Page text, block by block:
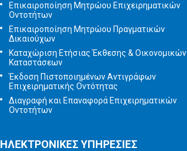
Επικαιροποίηση Μητρώου Επιχειρηματικών
Οντοτήτων
Επικαιροποίηση Μητρώου Πραγματικών
Δικαιούχων
Καταχώριση Ετήσιας Έκθεσης & Οικονομικών
Καταστάσεων
Έκδοση Πιστοποιημένων Αντιγράφων
Επιχειρηματικής Οντότητας
Διαγραφή και Επαναφορά Επιχειρηματικών
Οντοτήτων
ΗΛΕΚΤΡΟΝΙΚΕΣ ΥΠΗΡΕΣΙΕΣ